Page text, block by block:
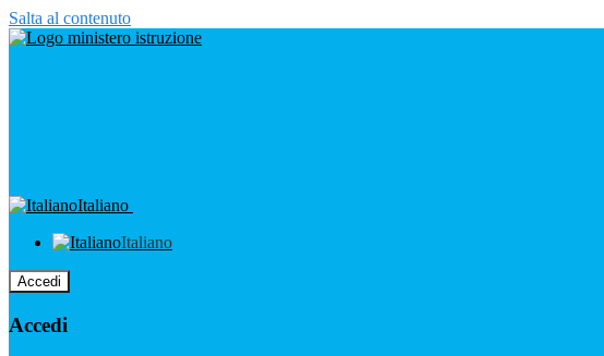
Salta al contenuto
Italiano
Italiano
Accedi
Accedi